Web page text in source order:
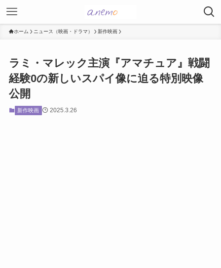
ホーム ニュース（映画・ドラマ） 新作映画
ラミ・マレック主演『アマチュア』戦闘
経験0の新しいスパイ像に迫る特別映像
公開
新作映画 2025.3.26